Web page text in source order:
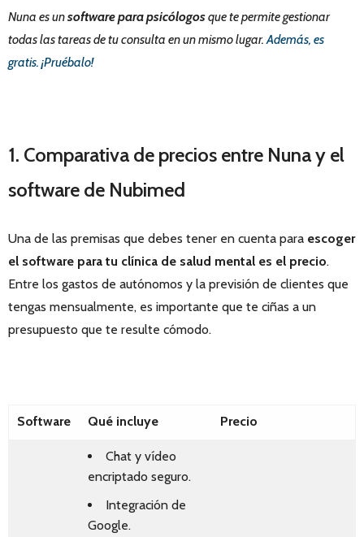
Nuna es unsoftware para psicólogosque te permite gestionar
todas las tareas de tu consulta en un mismo lugar.Además, es
gratis. ¡Pruébalo!
1. Comparativa de precios entre Nuna y el
software de Nubimed
Una de las premisas que debes tener en cuenta para escoger
el software para tu clínica de salud mental es el precio.
Entre los gastos de autónomos y la previsión de clientes que
tengas mensualmente, es importante que te ciñas a un
presupuesto que te resulte cómodo.
Software Qué incluye Precio
Chat y vídeo
encriptado seguro.
Integración de
Google.